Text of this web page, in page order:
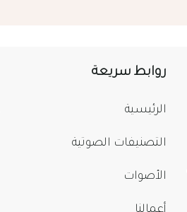
روابط سريعة
الرئيسية
التصنيفات الصوتية
الأصوات